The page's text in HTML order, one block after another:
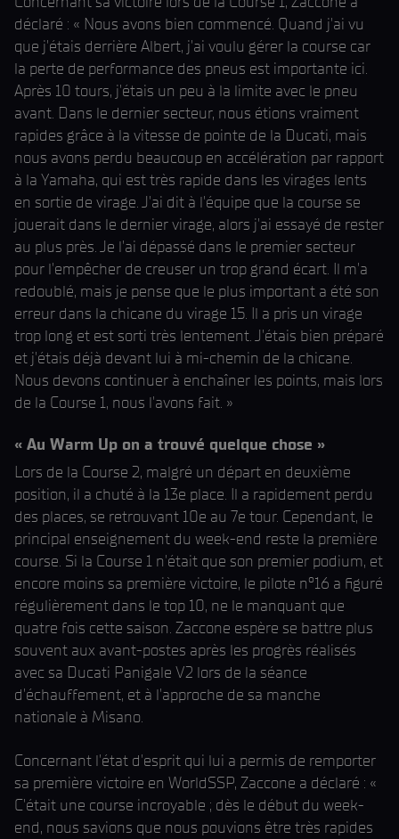
déclaré : « Nous avons bien commencé. Quand j'ai vu
que j'étais derrière Albert, j'ai voulu gérer la course car
la perte de performance des pneus est importante ici.
Après 10 tours, j'étais un peu à la limite avec le pneu
avant. Dans le dernier secteur, nous étions vraiment
rapides grâce à la vitesse de pointe de la Ducati, mais
nous avons perdu beaucoup en accélération par rapport
à la Yamaha, qui est très rapide dans les virages lents
en sortie de virage. J'ai dit à l'équipe que la course se
jouerait dans le dernier virage, alors j'ai essayé de rester
au plus près. Je l'ai dépassé dans le premier secteur
pour l'empêcher de creuser un trop grand écart. Il m'a
redoublé, mais je pense que le plus important a été son
erreur dans la chicane du virage 15. Il a pris un virage
trop long et est sorti très lentement. J'étais bien préparé
et j'étais déjà devant lui à mi-chemin de la chicane.
Nous devons continuer à enchaîner les points, mais lors
de la Course 1, nous l'avons fait. »
« Au Warm Up on a trouvé quelque chose »
Lors de la Course 2, malgré un départ en deuxième
position, il a chuté à la 13e place. Il a rapidement perdu
des places, se retrouvant 10e au 7e tour. Cependant, le
principal enseignement du week-end reste la première
course. Si la Course 1 n'était que son premier podium, et
encore moins sa première victoire, le pilote n°16 a figuré
régulièrement dans le top 10, ne le manquant que
quatre fois cette saison. Zaccone espère se battre plus
souvent aux avant-postes après les progrès réalisés
avec sa Ducati Panigale V2 lors de la séance
d'échauffement, et à l'approche de sa manche
nationale à Misano.
Concernant l'état d'esprit qui lui a permis de remporter
sa première victoire en WorldSSP, Zaccone a déclaré : «
C'était une course incroyable ; dès le début du week-
end, nous savions que nous pouvions être très rapides